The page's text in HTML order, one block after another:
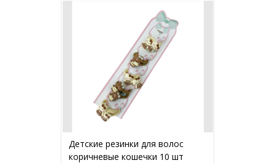
Детские резинки для волос
коричневые кошечки 10 шт